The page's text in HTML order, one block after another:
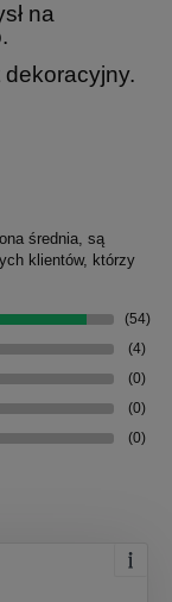
na
średnia, są
klientów, którzy
(54)
(4)
(0)
(0)
(0)